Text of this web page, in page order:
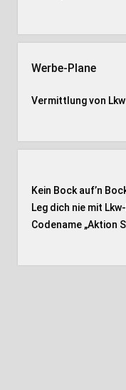
Werbe-Plane
Vermittlung von
Kein Bock auf’n
Leg dich nie mit
Codename „Aktion